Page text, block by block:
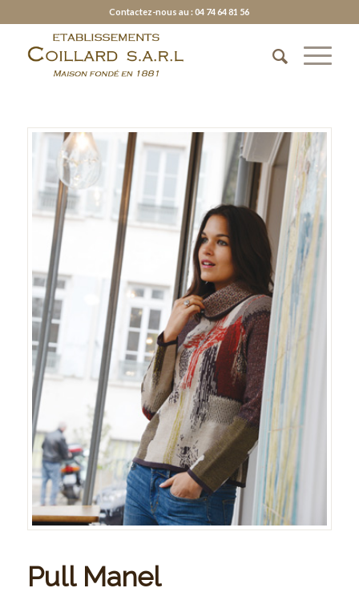
Contactez-nous au : 04 74 64 81 56
Pull Manel